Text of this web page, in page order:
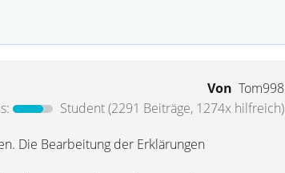
Von Tom998
Student(2291 Beiträge, 1274x hilfreich)
Die Bearbeitung der Erklärungen